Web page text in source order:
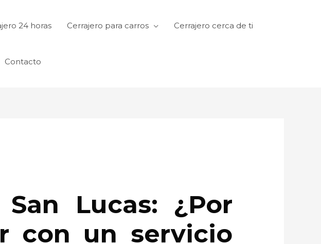
24 horas Cerrajero para carros Cerrajero cerca de ti
Contacto
Lucas: ¿Por
con un servicio